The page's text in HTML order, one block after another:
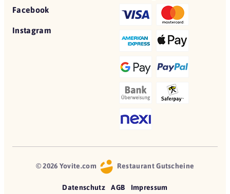
Facebook
Instagram
© 2026 Yovite.com Restaurant Gutscheine
Datenschutz AGB Impressum